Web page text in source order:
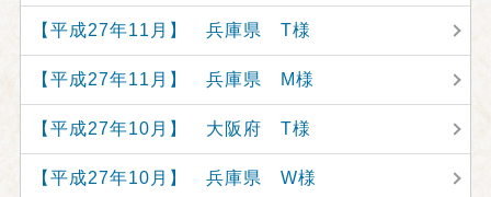
【平成27年11月】 兵庫県 T様
【平成27年11月】 兵庫県 M様
【平成27年10月】 大阪府 T様
【平成27年10月】 兵庫県 W様